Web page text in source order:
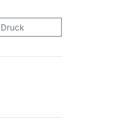
Druck